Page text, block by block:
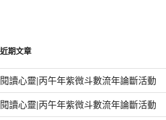
近期文章
閱讀心靈|丙午年紫微斗數流年論斷活動
閱讀心靈|丙午年紫微斗數流年論斷活動